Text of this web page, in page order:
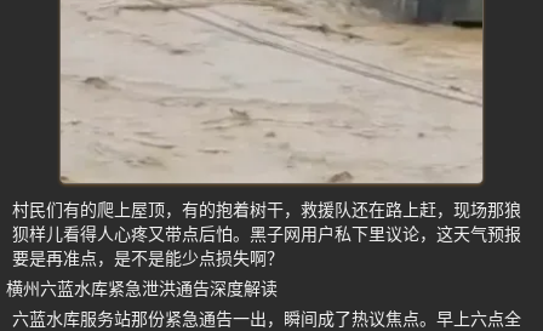
村民们有的爬上屋顶，有的抱着树干，救援队还在路上赶，现场那狼
狈样儿看得人心疼又带点后怕。黑子网用户私下里议论，这天气预报
要是再准点，是不是能少点损失啊？
横州六蓝水库紧急泄洪通告深度解读
六蓝水库服务站那份紧急通告一出，瞬间成了热议焦点。早上六点全